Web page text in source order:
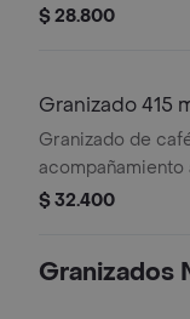
$ 28.800
Granizado 415
Granizado de
acompañamiento
$ 32.400
Granizados